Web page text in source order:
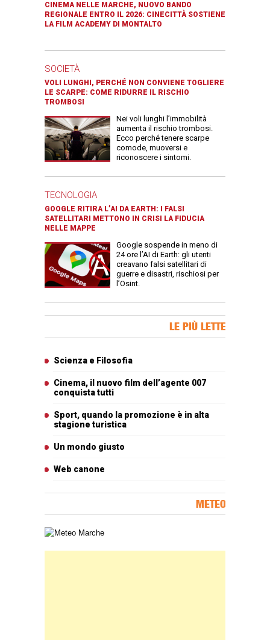
CINEMA NELLE MARCHE, NUOVO BANDO
REGIONALE ENTRO IL 2026: CINECITTÀ SOSTIENE
LA FILM ACADEMY DI MONTALTO
SOCIETÀ
VOLI LUNGHI, PERCHÉ NON CONVIENE TOGLIERE
LE SCARPE: COME RIDURRE IL RISCHIO
TROMBOSI
Nei voli lunghi l’immobilità
aumenta il rischio trombosi.
Ecco perché tenere scarpe
comode, muoversi e
riconoscere i sintomi.
TECNOLOGIA
GOOGLE RITIRA L’AI DA EARTH: I FALSI
SATELLITARI METTONO IN CRISI LA FIDUCIA
NELLE MAPPE
Google sospende in meno di
24 ore l’AI di Earth: gli utenti
creavano falsi satellitari di
guerre e disastri, rischiosi per
l’Osint.
LE PIÙ LETTE
Scienza e Filosofia
Cinema, il nuovo film dell’agente 007
conquista tutti
Sport, quando la promozione è in alta
stagione turistica
Un mondo giusto
Web canone
METEO
Carta meteorologica delle Marche